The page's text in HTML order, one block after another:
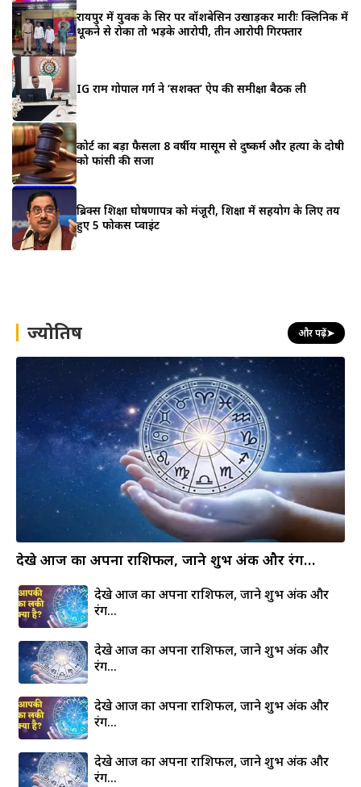
रायपुर में युवक के सिर पर वॉशबेसिन उखाड़कर मारीः क्लिनिक में
थूकने से रोका तो भड़के आरोपी, तीन आरोपी गिरफ्तार
IG राम गोपाल गर्ग ने ‘सशक्त’ ऐप की समीक्षा बैठक ली
कोर्ट का बड़ा फैसला 8 वर्षीय मासूम से दुष्कर्म और हत्या के दोषी
को फांसी की सजा
ब्रिक्स शिक्षा घोषणापत्र को मंजूरी, शिक्षा में सहयोग के लिए तय
हुए 5 फोकस प्वाइंट
ज्योतिष और पढ़ें➤
देखे आज का अपना राशिफल, जाने शुभ अंक और रंग…
देखे आज का अपना राशिफल, जाने शुभ अंक और
रंग…
देखे आज का अपना राशिफल, जाने शुभ अंक और
रंग…
देखे आज का अपना राशिफल, जाने शुभ अंक और
रंग…
देखे आज का अपना राशिफल, जाने शुभ अंक और
रंग…